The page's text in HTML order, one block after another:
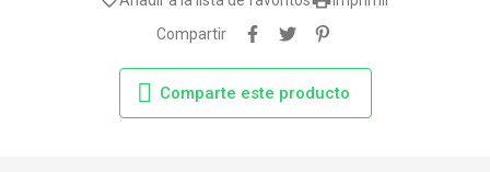
Compartir
Comparte este producto